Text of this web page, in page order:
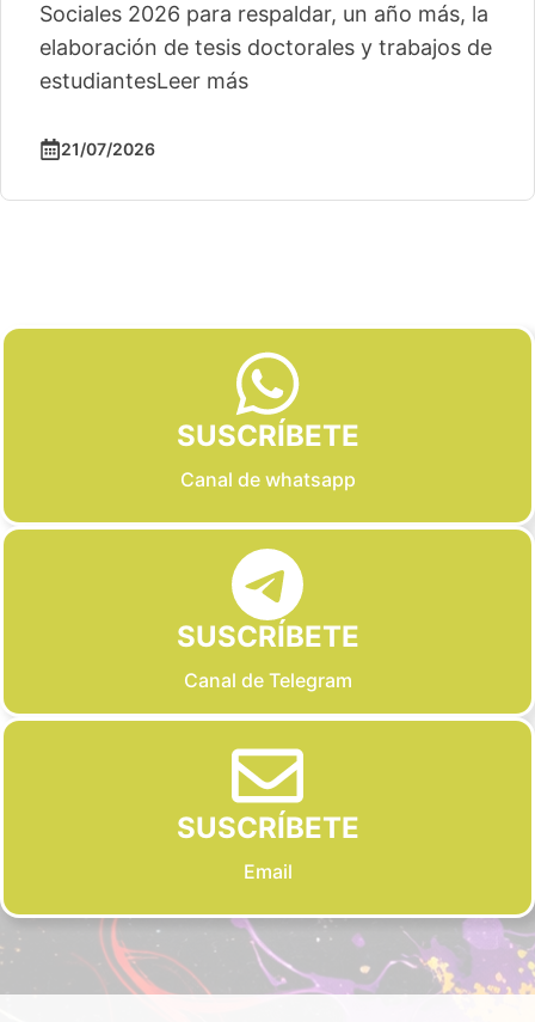
Sociales 2026 para respaldar, un año más, la
elaboración de tesis doctorales y trabajos de
estudiantesLeer más
21/07/2026
SUSCRÍBETE
Canal de whatsapp
SUSCRÍBETE
Canal de Telegram
SUSCRÍBETE
Email